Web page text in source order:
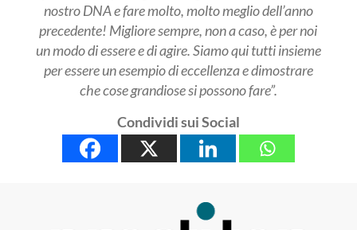
nostro DNA e fare molto, molto meglio dell’anno
precedente! Migliore sempre, non a caso, è per noi
un modo di essere e di agire.Siamo qui tutti insieme
per essere un esempio di eccellenza e dimostrare
che cose grandiose si possono fare”.
Condividi sui Social